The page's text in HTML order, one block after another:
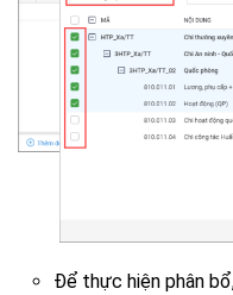
Để thực hiện phân